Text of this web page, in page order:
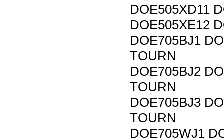
DOE505XD11
DOE505XE12
DOE705BJ1
TOURN
DOE705BJ2
TOURN
DOE705BJ3
TOURN
DOE705WJ1